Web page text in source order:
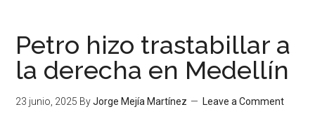
Petro hizo trastabillar a
la derecha en Medellín
23 junio, 2025 ByJorge Mejía Martínez Leave a Comment